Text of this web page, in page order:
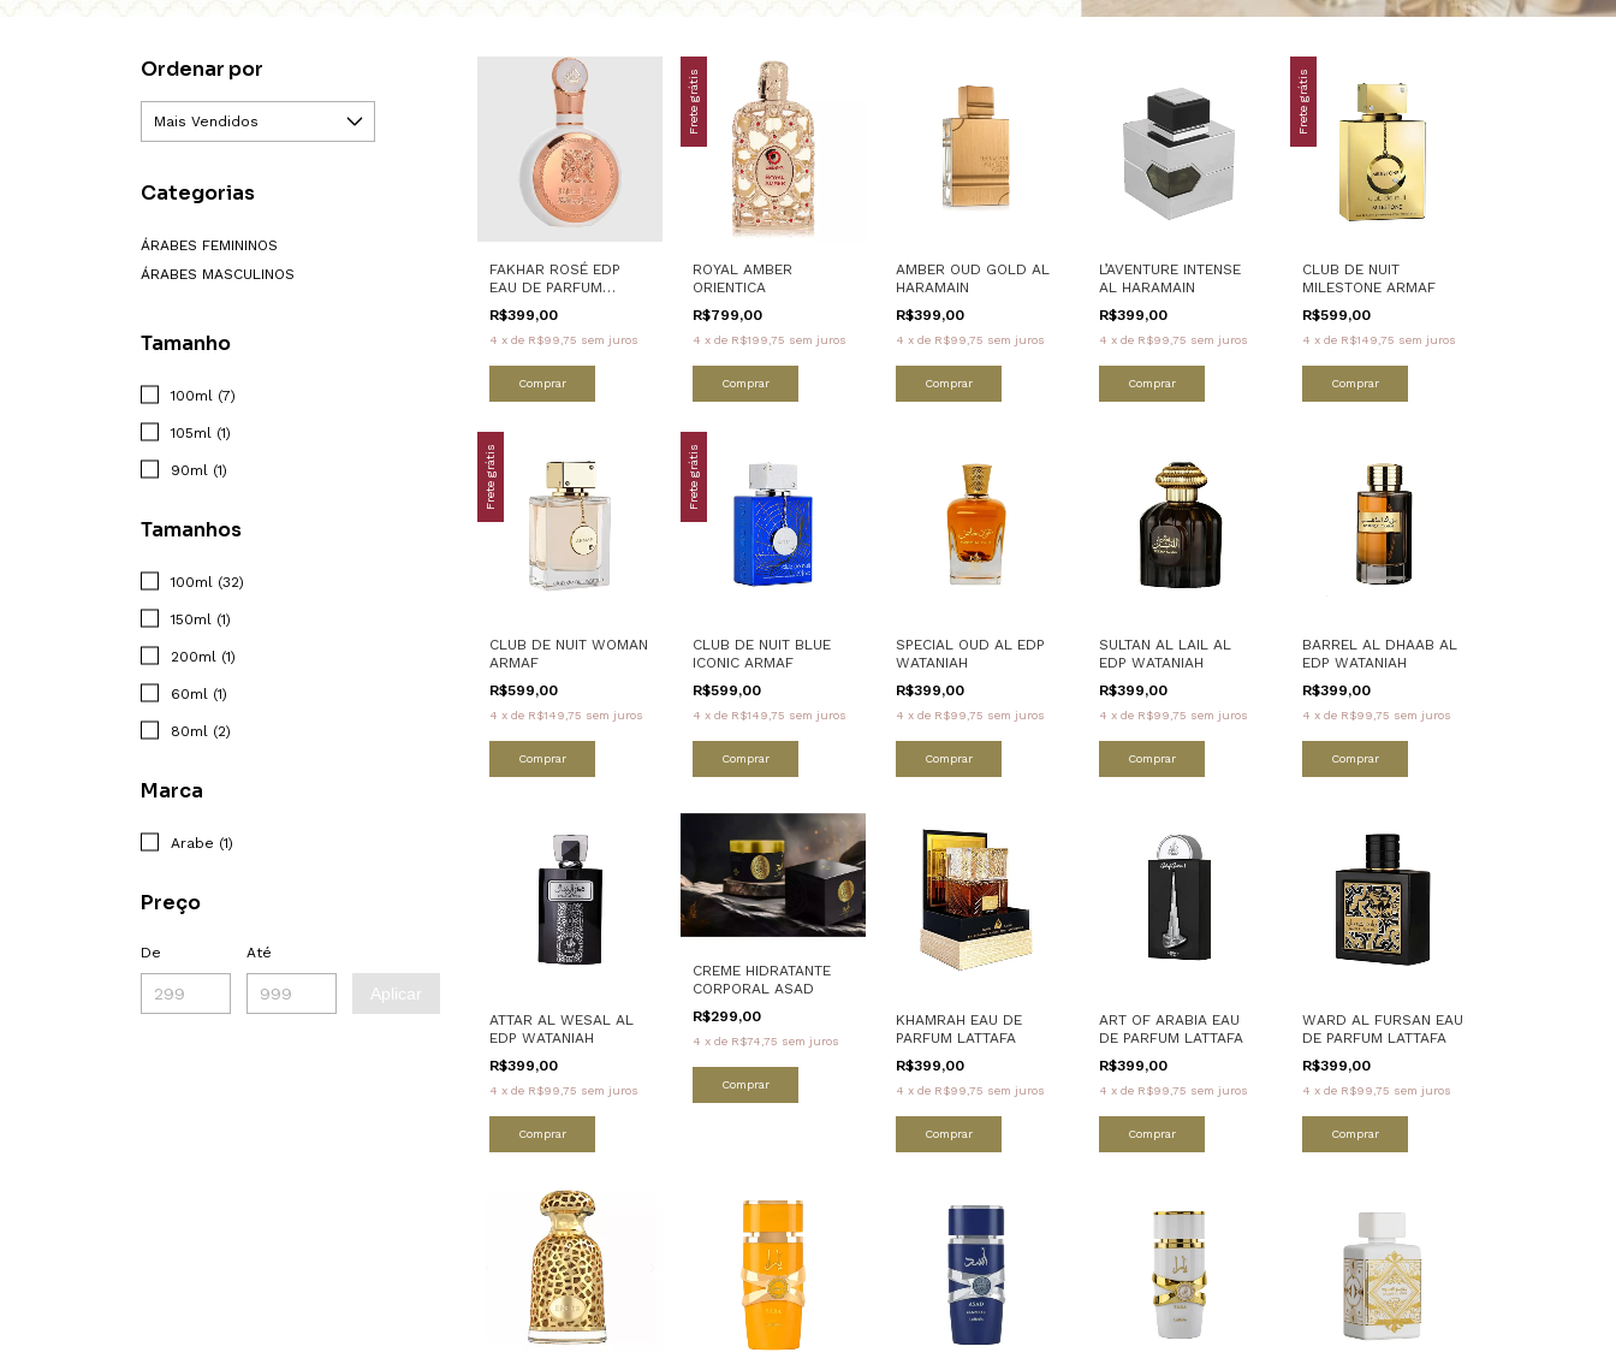
Ordenar por
Categorias
ÁRABES FEMININOS
ÁRABES MASCULINOS
Tamanho
100ml (7)
105ml (1)
90ml (1)
Tamanhos
100ml (32)
150ml (1)
200ml (1)
60ml (1)
80ml (2)
Marca
Arabe (1)
Preço
De Até
Aplicar
FAKHAR ROSÉ EDP
EAU DE PARFUM
LATTAFA
R$399,00
4 x de R$99,75 sem juros
Comprar
Frete grátis
ROYAL AMBER
ORIENTICA
R$799,00
4 x de R$199,75 sem juros
Comprar
AMBER OUD GOLD AL
HARAMAIN
R$399,00
4 x de R$99,75 sem juros
Comprar
L’AVENTURE INTENSE
AL HARAMAIN
R$399,00
4 x de R$99,75 sem juros
Comprar
Frete grátis
CLUB DE NUIT
MILESTONE ARMAF
R$599,00
4 x de R$149,75 sem juros
Comprar
Frete grátis
CLUB DE NUIT WOMAN
ARMAF
R$599,00
4 x de R$149,75 sem juros
Comprar
Frete grátis
CLUB DE NUIT BLUE
ICONIC ARMAF
R$599,00
4 x de R$149,75 sem juros
Comprar
SPECIAL OUD AL EDP
WATANIAH
R$399,00
4 x de R$99,75 sem juros
Comprar
SULTAN AL LAIL AL
EDP WATANIAH
R$399,00
4 x de R$99,75 sem juros
Comprar
BARREL AL DHAAB AL
EDP WATANIAH
R$399,00
4 x de R$99,75 sem juros
Comprar
ATTAR AL WESAL AL
EDP WATANIAH
R$399,00
4 x de R$99,75 sem juros
Comprar
CREME HIDRATANTE
CORPORAL ASAD
R$299,00
4 x de R$74,75 sem juros
Comprar
KHAMRAH EAU DE
PARFUM LATTAFA
R$399,00
4 x de R$99,75 sem juros
Comprar
ART OF ARABIA EAU
DE PARFUM LATTAFA
R$399,00
4 x de R$99,75 sem juros
Comprar
WARD AL FURSAN EAU
DE PARFUM LATTAFA
R$399,00
4 x de R$99,75 sem juros
Comprar